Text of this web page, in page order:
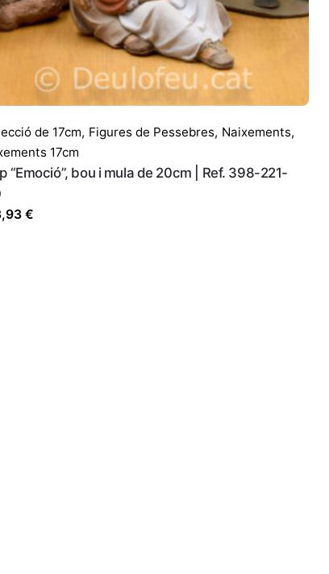
de 17cm, Figures de Pessebres, Naixements,
17cm
“Emoció”, bou i mula de 20cm | Ref. 398-221-
€